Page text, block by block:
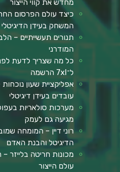
מחדש את קווי הייצור
כיצד עולם הפרסום
המשחק בעידן הדיגיטלי
תנורים תעשייתיים –
המודרני
כל מה שצריך לדעת
ל־7xl הרשמה
אפליקציית שעון נוכחות
עובדים בעידן דיגיטלי
מערכות סולאריות
מגיעה גם לעמק
רוני דיין – המומחה
הדיגיטל והבנת האדם
מכונות חריטה בלייזר
עולם הייצור